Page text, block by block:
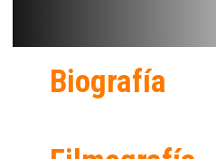
Biografía